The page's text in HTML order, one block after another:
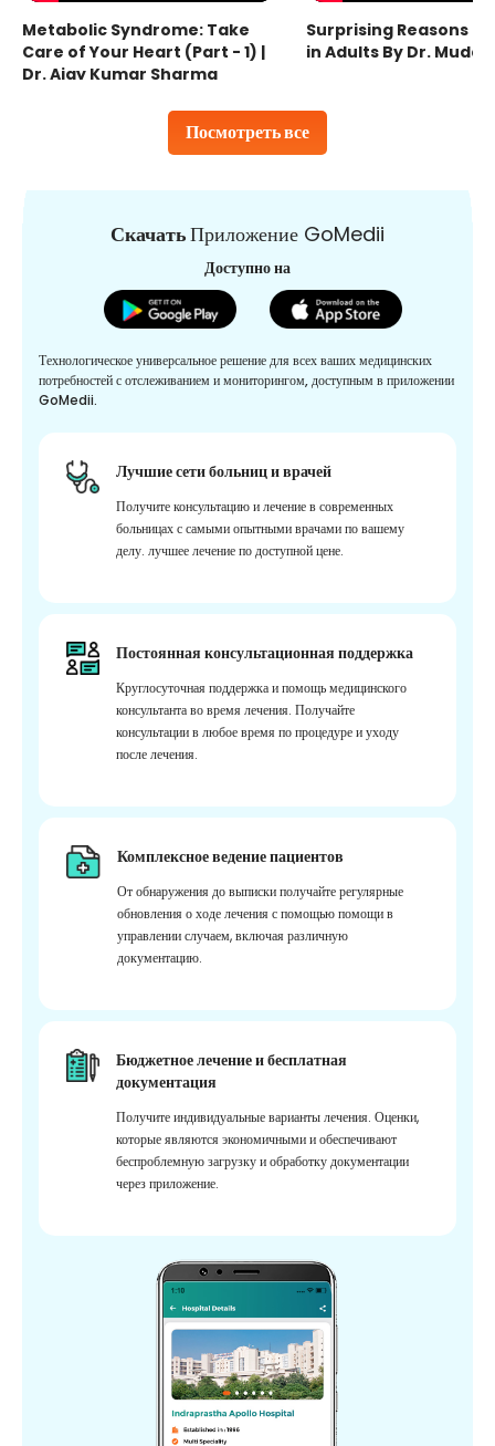
Посмотреть все
Metabolic Syndrome: Take
Care of Your Heart (Part - 1) |
Dr. Ajay Kumar Sharma
Surprising Reasons
in Adults By Dr.
СкачатьПриложение GoMedii
Доступно на
Технологическое универсальное решение для всех ваших медицинских
потребностей с отслеживанием и мониторингом, доступным в приложении
GoMedii.
Лучшие сети больниц и врачей
Получите консультацию и лечение в современных
больницах с самыми опытными врачами по вашему
делу. лучшее лечение по доступной цене.
Постоянная консультационная поддержка
Круглосуточная поддержка и помощь медицинского
консультанта во время лечения. Получайте
консультации в любое время по процедуре и уходу
после лечения.
Комплексное ведение пациентов
От обнаружения до выписки получайте регулярные
обновления о ходе лечения с помощью помощи в
управлении случаем, включая различную
документацию.
Бюджетное лечение и бесплатная
документация
Получите индивидуальные варианты лечения. Оценки,
которые являются экономичными и обеспечивают
беспроблемную загрузку и обработку документации
через приложение.